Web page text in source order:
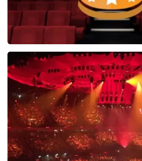
Soldaat van Oranje
6648+reviews
BEKIJKEN